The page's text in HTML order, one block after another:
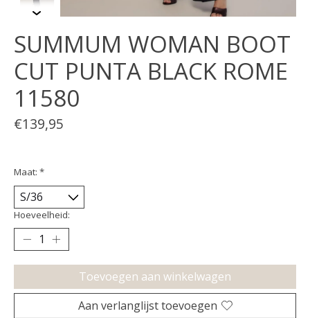
SUMMUM WOMAN BOOT
CUT PUNTA BLACK ROME
11580
€139,95
Maat: *
Hoeveelheid:
Toevoegen aan winkelwagen
Aan verlanglijst toevoegen